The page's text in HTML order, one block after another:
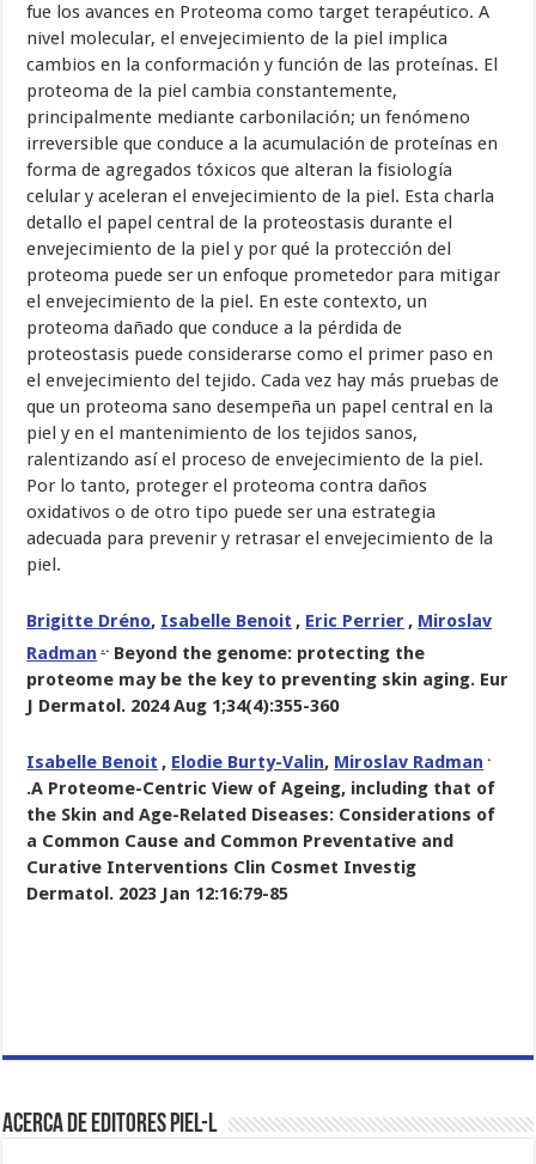
fue los avances en Proteoma como target terapéutico. A
nivel molecular, el envejecimiento de la piel implica
cambios en la conformación y función de las proteínas. El
proteoma de la piel cambia constantemente,
principalmente mediante carbonilación; un fenómeno
irreversible que conduce a la acumulación de proteínas en
forma de agregados tóxicos que alteran la fisiología
celular y aceleran el envejecimiento de la piel. Esta charla
detallo el papel central de la proteostasis durante el
envejecimiento de la piel y por qué la protección del
proteoma puede ser un enfoque prometedor para mitigar
el envejecimiento de la piel. En este contexto, un
proteoma dañado que conduce a la pérdida de
proteostasis puede considerarse como el primer paso en
el envejecimiento del tejido. Cada vez hay más pruebas de
que un proteoma sano desempeña un papel central en la
piel y en el mantenimiento de los tejidos sanos,
ralentizando así el proceso de envejecimiento de la piel.
Por lo tanto, proteger el proteoma contra daños
oxidativos o de otro tipo puede ser una estrategia
adecuada para prevenir y retrasar el envejecimiento de la
piel.
Brigitte Dréno, Isabelle Benoit , Eric Perrier , Miroslav
Radman .. Beyond the genome: protecting the
proteome may be the key to preventing skin aging. Eur
J Dermatol. 2024 Aug 1;34(4):355-360
Isabelle Benoit , Elodie Burty-Valin, Miroslav Radman .
.A Proteome-Centric View of Ageing, including that of
the Skin and Age-Related Diseases: Considerations of
a Common Cause and Common Preventative and
Curative Interventions Clin Cosmet Investig
Dermatol. 2023 Jan 12:16:79-85
Acerca de Editores PIEL-L